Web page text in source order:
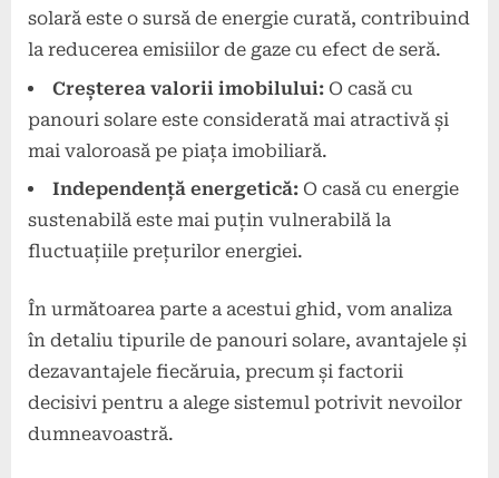
solară este o sursă de energie curată, contribuind
la reducerea emisiilor de gaze cu efect de seră.
Creșterea valorii imobilului: O casă cu
panouri solare este considerată mai atractivă și
mai valoroasă pe piața imobiliară.
Independență energetică: O casă cu energie
sustenabilă este mai puțin vulnerabilă la
fluctuațiile prețurilor energiei.
În următoarea parte a acestui ghid, vom analiza
în detaliu tipurile de panouri solare, avantajele și
dezavantajele fiecăruia, precum și factorii
decisivi pentru a alege sistemul potrivit nevoilor
dumneavoastră.